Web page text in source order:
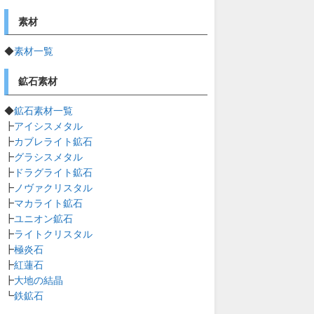
素材
◆素材一覧
鉱石素材
◆鉱石素材一覧
┣アイシスメタル
┣カブレライト鉱石
┣グラシスメタル
┣ ドラグライト鉱石
┣ ノヴァクリスタル
┣マカライト鉱石
┣ユニオン鉱石
┣ライトクリスタル
┣極炎石
┣紅蓮石
┣大地の結晶
┗鉄鉱石